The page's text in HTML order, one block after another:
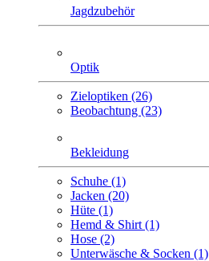
Jagdzubehör
Optik
Zieloptiken (26)
Beobachtung (23)
Bekleidung
Schuhe (1)
Jacken (20)
Hüte (1)
Hemd & Shirt (1)
Hose (2)
Unterwäsche & Socken (1)